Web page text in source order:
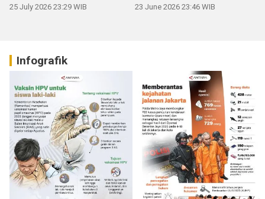
25 July 2026 23:29 WIB 23 June 2026 23:46 WIB
Infografik